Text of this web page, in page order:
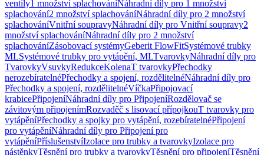
ventily1 množství splachováníNáhradní díly pro 1 množství
splachování2 množství splachováníNáhradní díly pro 2 množství
splachováníVnitřní soupravyNáhradní díly pro Vnitřní soupravy2
množství splachováníNáhradní díly pro 2 množství
splachováníZásobovací systémyGeberit FlowFitSystémové trubky
MLSystémové trubky pro vytápění, MLTvarovkyNáhradní díly pro
TvarovkyVsuvkyRedukceKolenaT tvarovkyPřechodky
nerozebíratelnéPřechodky a spojení, rozdělitelnéNáhradní díly pro
Přechodky a spojení, rozdělitelnéVíčkaPřipojovací
krabicePřipojeníNáhradní díly pro PřipojeníRozdělovač se
závitovým připojenímRozvaděč s lisovací přípojkouT tvarovky pro
vytápěníPřechodky a spojky pro vytápění, rozebíratelnéPřipojení
pro vytápěníNáhradní díly pro Připojení pro
vytápěníPříslušenstvíIzolace pro trubky a tvarovkyIzolace pro
nástěnkyTěsnění pro trubky a tvarovkyTěsnění pro připojeníTěsnění